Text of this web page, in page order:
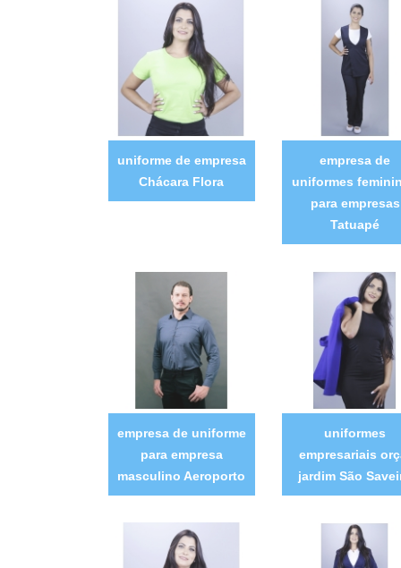
uniforme de empresa
Chácara Flora
empresa de
uniformes
para empresas
Tatuapé
empresa de uniforme
para empresa
masculino Aeroporto
uniformes
empresariais
jardim São